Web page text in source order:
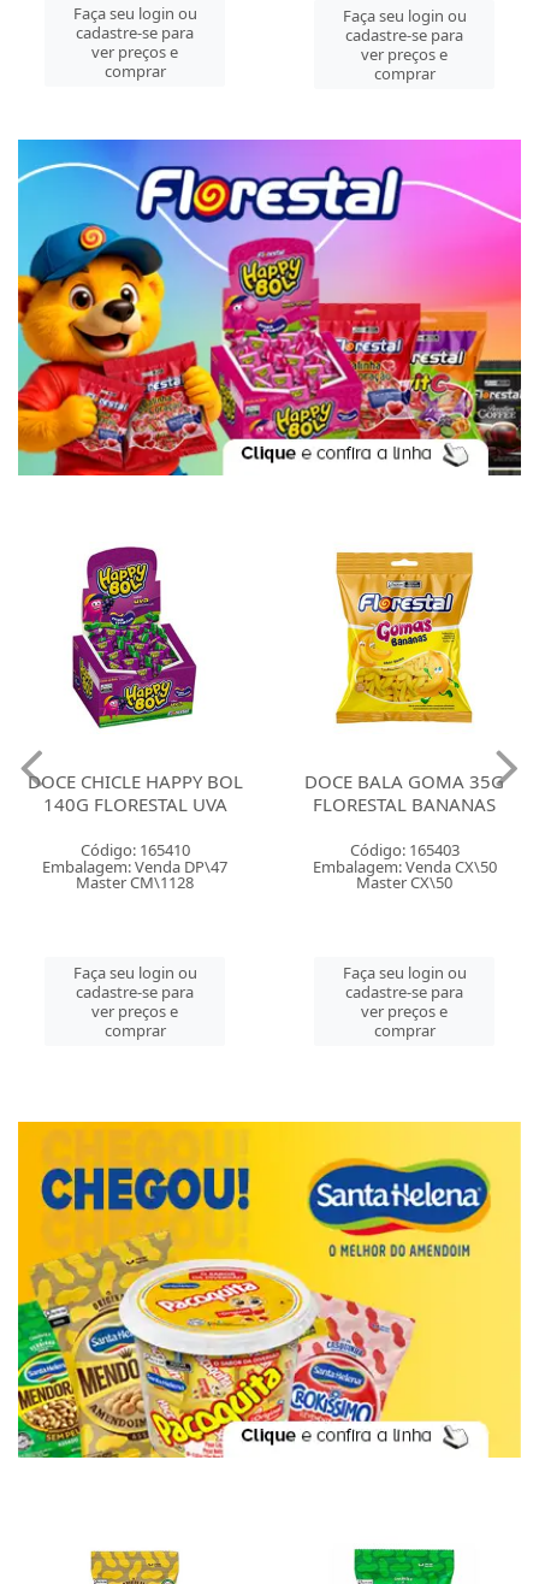
Faça seu login ou
cadastre-se para
ver preços e
comprar
Faça seu login ou
cadastre-se para
ver preços e
comprar
DOCE CHICLE HAPPY BOL
140G FLORESTAL UVA
Código: 165410
Embalagem: Venda DP\47
Master CM\1128
Faça seu login ou
cadastre-se para
ver preços e
comprar
DOCE BALA GOMA 35G
FLORESTAL BANANAS
Código: 165403
Embalagem: Venda CX\50
Master CX\50
Faça seu login ou
cadastre-se para
ver preços e
comprar